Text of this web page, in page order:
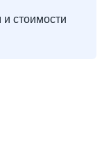
стоимости